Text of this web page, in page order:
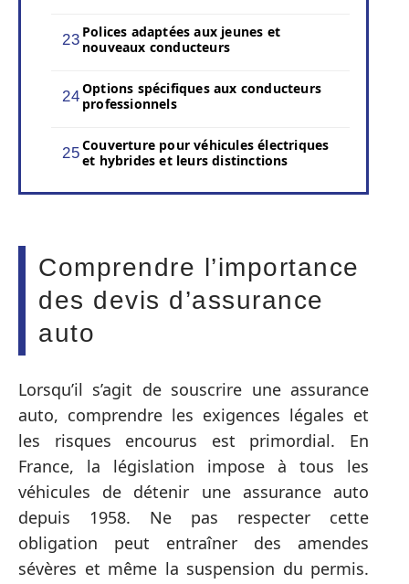
Polices adaptées aux jeunes et
nouveaux conducteurs
Options spécifiques aux conducteurs
professionnels
Couverture pour véhicules électriques
et hybrides et leurs distinctions
Comprendre l’importance
des devis d’assurance
auto
Lorsqu’il s’agit de souscrire une assurance
auto, comprendre les exigences légales et
les risques encourus est primordial. En
France, la législation impose à tous les
véhicules de détenir une assurance auto
depuis 1958. Ne pas respecter cette
obligation peut entraîner des amendes
sévères et même la suspension du permis.